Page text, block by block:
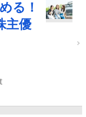
る！
主優